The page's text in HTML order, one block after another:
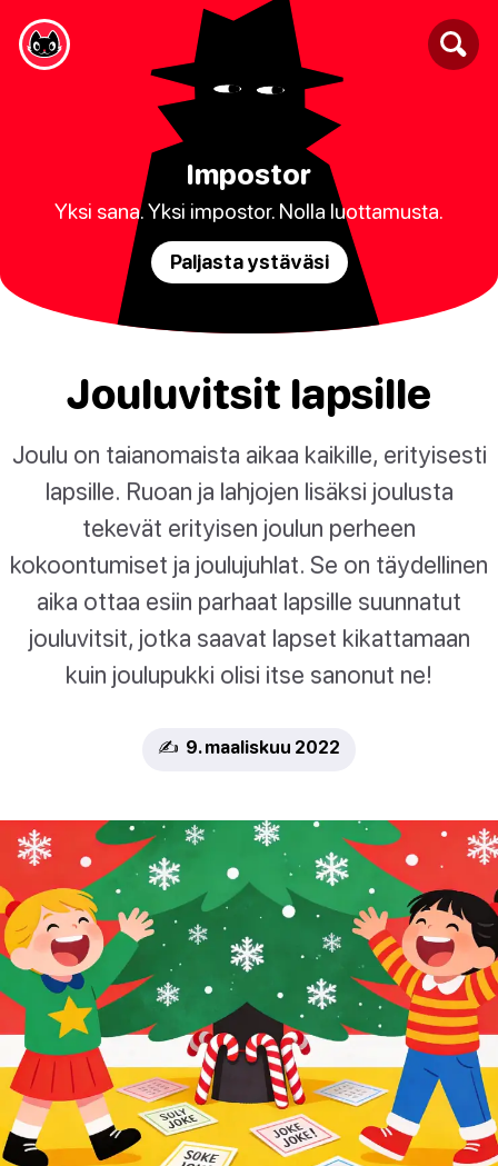
Impostor
Yksi sana. Yksi impostor. Nolla luottamusta.
Paljasta ystäväsi
Jouluvitsit lapsille
Joulu on taianomaista aikaa kaikille, erityisesti
lapsille. Ruoan ja lahjojen lisäksi joulusta
tekevät erityisen joulun perheen
kokoontumiset ja joulujuhlat. Se on täydellinen
aika ottaa esiin parhaat lapsille suunnatut
jouluvitsit, jotka saavat lapset kikattamaan
kuin joulupukki olisi itse sanonut ne!
✍️ 9. maaliskuu 2022